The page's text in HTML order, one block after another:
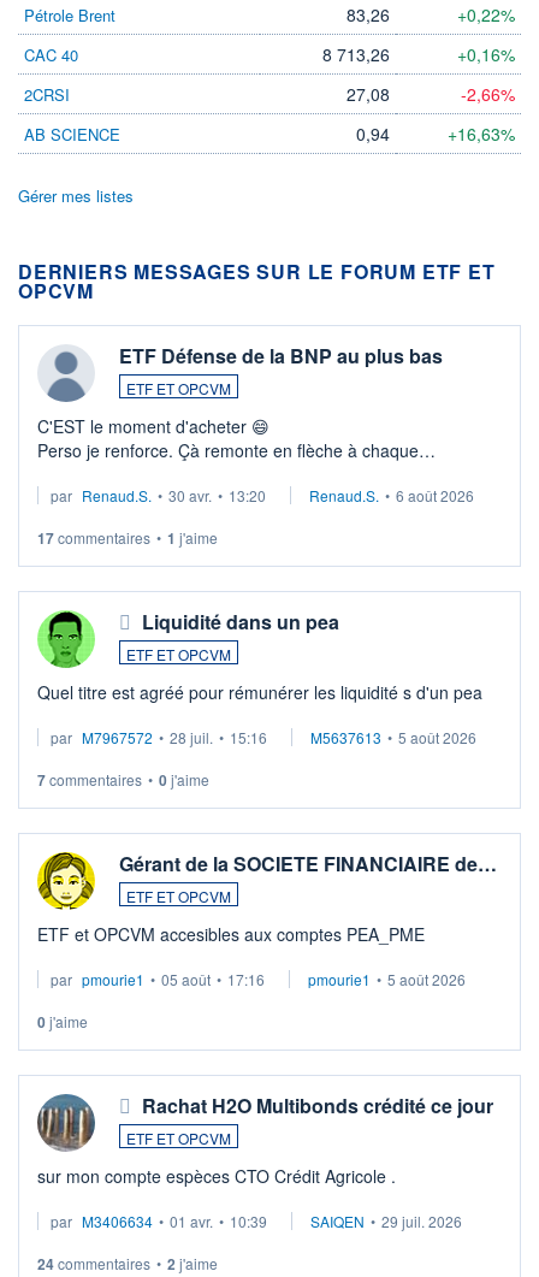
Pétrole Brent 83,26 +0,22%
CAC 40 8 713,26 +0,16%
2CRSI 27,08 -2,66%
AB SCIENCE 0,94 +16,63%
Gérer mes listes
DERNIERS MESSAGES SUR LE FORUM ETF ET
OPCVM
ETF Défense de la BNP au plus bas
ETF ET OPCVM
C'EST le moment d'acheter 😄​
Perso je renforce. Çà remonte en flèche à chaque
Investissement long terme tip top pour sa retraite.
par Renaud.S. • 30 avr. • 13:20 Renaud.S. • 6 août 2026
17commentaires • 1 j'aime
Liquidité dans un pea
ETF ET OPCVM
Quel titre est agréé pour rémunérer les liquidité s d'un pea
par M7967572 • 28 juil. • 15:16 M5637613 • 5 août 2026
7commentaires • 0j'aime
Gérant de la SOCIETE FINANCIAIRE de…
ETF ET OPCVM
ETF et OPCVM accesibles aux comptes PEA_PME
par pmourie1 • 05 août • 17:16 pmourie1 • 5 août 2026
0j'aime
Rachat H2O Multibonds crédité ce jour
ETF ET OPCVM
sur mon compte espèces CTO Crédit Agricole .
par M3406634 • 01 avr. • 10:39 SAIQEN • 29 juil. 2026
24commentaires • 2 j'aime